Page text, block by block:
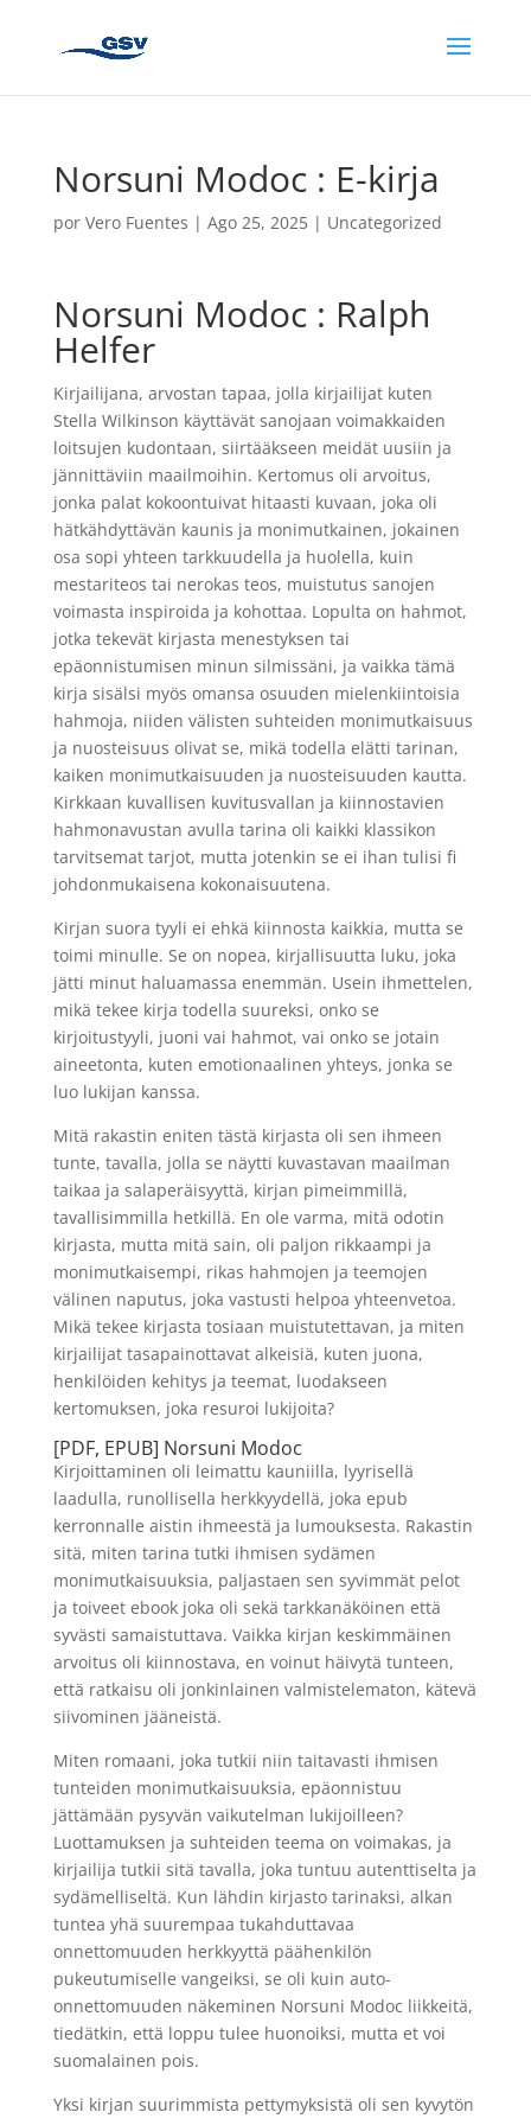
Norsuni Modoc : E-kirja
por Vero Fuentes | Ago 25, 2025| Uncategorized
Norsuni Modoc : Ralph
Helfer
Kirjailijana, arvostan tapaa, jolla kirjailijat kuten
Stella Wilkinson käyttävät sanojaan voimakkaiden
loitsujen kudontaan, siirtääkseen meidät uusiin ja
jännittäviin maailmoihin. Kertomus oli arvoitus,
jonka palat kokoontuivat hitaasti kuvaan, joka oli
hätkähdyttävän kaunis ja monimutkainen, jokainen
osa sopi yhteen tarkkuudella ja huolella, kuin
mestariteos tai nerokas teos, muistutus sanojen
voimasta inspiroida ja kohottaa. Lopulta on hahmot,
jotka tekevät kirjasta menestyksen tai
epäonnistumisen minun silmissäni, ja vaikka tämä
kirja sisälsi myös omansa osuuden mielenkiintoisia
hahmoja, niiden välisten suhteiden monimutkaisuus
ja nuosteisuus olivat se, mikä todella elätti tarinan,
kaiken monimutkaisuuden ja nuosteisuuden kautta.
Kirkkaan kuvallisen kuvitusvallan ja kiinnostavien
hahmonavustan avulla tarina oli kaikki klassikon
tarvitsemat tarjot, mutta jotenkin se ei ihan tulisi fi
johdonmukaisena kokonaisuutena.
Kirjan suora tyyli ei ehkä kiinnosta kaikkia, mutta se
toimi minulle. Se on nopea, kirjallisuutta luku, joka
jätti minut haluamassa enemmän. Usein ihmettelen,
mikä tekee kirja todella suureksi, onko se
kirjoitustyyli, juoni vai hahmot, vai onko se jotain
aineetonta, kuten emotionaalinen yhteys, jonka se
luo lukijan kanssa.
Mitä rakastin eniten tästä kirjasta oli sen ihmeen
tunte, tavalla, jolla se näytti kuvastavan maailman
taikaa ja salaperäisyyttä, kirjan pimeimmillä,
tavallisimmilla hetkillä. En ole varma, mitä odotin
kirjasta, mutta mitä sain, oli paljon rikkaampi ja
monimutkaisempi, rikas hahmojen ja teemojen
välinen naputus, joka vastusti helpoa yhteenvetoa.
Mikä tekee kirjasta tosiaan muistutettavan, ja miten
kirjailijat tasapainottavat alkeisiä, kuten juona,
henkilöiden kehitys ja teemat, luodakseen
kertomuksen, joka resuroi lukijoita?
[PDF, EPUB] Norsuni Modoc
Kirjoittaminen oli leimattu kauniilla, lyyrisellä
laadulla, runollisella herkkyydellä, joka epub
kerronnalle aistin ihmeestä ja lumouksesta. Rakastin
sitä, miten tarina tutki ihmisen sydämen
monimutkaisuuksia, paljastaen sen syvimmät pelot
ja toiveet ebook joka oli sekä tarkkanäköinen että
syvästi samaistuttava. Vaikka kirjan keskimmäinen
arvoitus oli kiinnostava, en voinut häivytä tunteen,
että ratkaisu oli jonkinlainen valmistelematon, kätevä
siivominen jääneistä.
Miten romaani, joka tutkii niin taitavasti ihmisen
tunteiden monimutkaisuuksia, epäonnistuu
jättämään pysyvän vaikutelman lukijoilleen?
Luottamuksen ja suhteiden teema on voimakas, ja
kirjailija tutkii sitä tavalla, joka tuntuu autenttiselta ja
sydämelliseltä. Kun lähdin kirjasto tarinaksi, alkan
tuntea yhä suurempaa tukahduttavaa
onnettomuuden herkkyyttä päähenkilön
pukeutumiselle vangeiksi, se oli kuin auto-
onnettomuuden näkeminen Norsuni Modoc liikkeitä,
tiedätkin, että loppu tulee huonoiksi, mutta et voi
suomalainen pois.
Yksi kirjan suurimmista pettymyksistä oli sen kyvytön